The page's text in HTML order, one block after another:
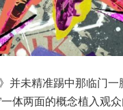
并未精准踢中那临门
一体两面的概念植入观